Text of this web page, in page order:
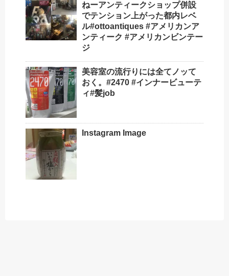
ねーアンティークショップ併設
でテンション上がった都内レベ
ル#ottoantiques #アメリカンア
ンティーク #アメリカンビンテー
ジ
美容室の流行りには全てノッて
おく。#2470 #インナービューテ
ィ#髪job
Instagram Image